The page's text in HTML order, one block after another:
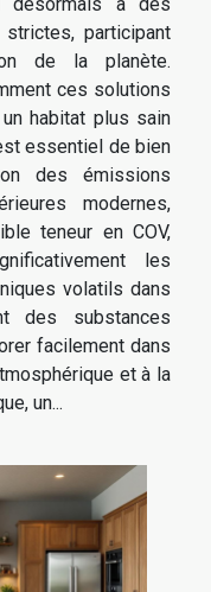
désormais à des
strictes, participant
de la planète.
ces solutions
habitat plus sain
essentiel de bien
des émissions
modernes,
teneur en COV,
les
volatils dans
des substances
facilement dans
et à la
un...